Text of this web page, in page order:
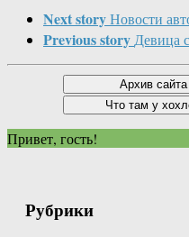
Next storyНовости
Previous storyДевица
Привет, гость!
Рубрики